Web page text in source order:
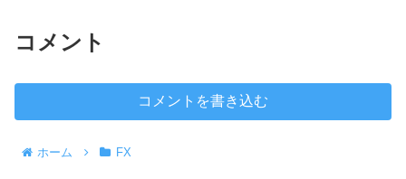
コメント
コメントを書き込む
ホーム FX